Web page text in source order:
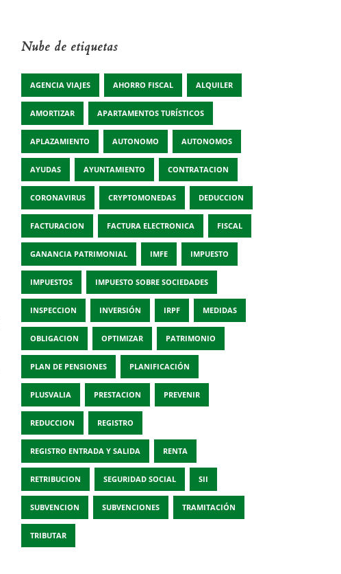
Nube de etiquetas
AGENCIA VIAJES AHORRO FISCAL ALQUILER
AMORTIZAR APARTAMENTOS TURÍSTICOS
APLAZAMIENTO AUTONOMO AUTONOMOS
AYUDAS AYUNTAMIENTO CONTRATACION
CORONAVIRUS CRYPTOMONEDAS DEDUCCION
FACTURACION FACTURA ELECTRONICA FISCAL
GANANCIA PATRIMONIAL IMFE IMPUESTO
IMPUESTOS IMPUESTO SOBRE SOCIEDADES
INSPECCION INVERSIÓN IRPF MEDIDAS
OBLIGACION OPTIMIZAR PATRIMONIO
PLAN DE PENSIONES PLANIFICACIÓN
PLUSVALIA PRESTACION PREVENIR
REDUCCION REGISTRO
REGISTRO ENTRADA Y SALIDA RENTA
RETRIBUCION SEGURIDAD SOCIAL SII
SUBVENCION SUBVENCIONES TRAMITACIÓN
TRIBUTAR